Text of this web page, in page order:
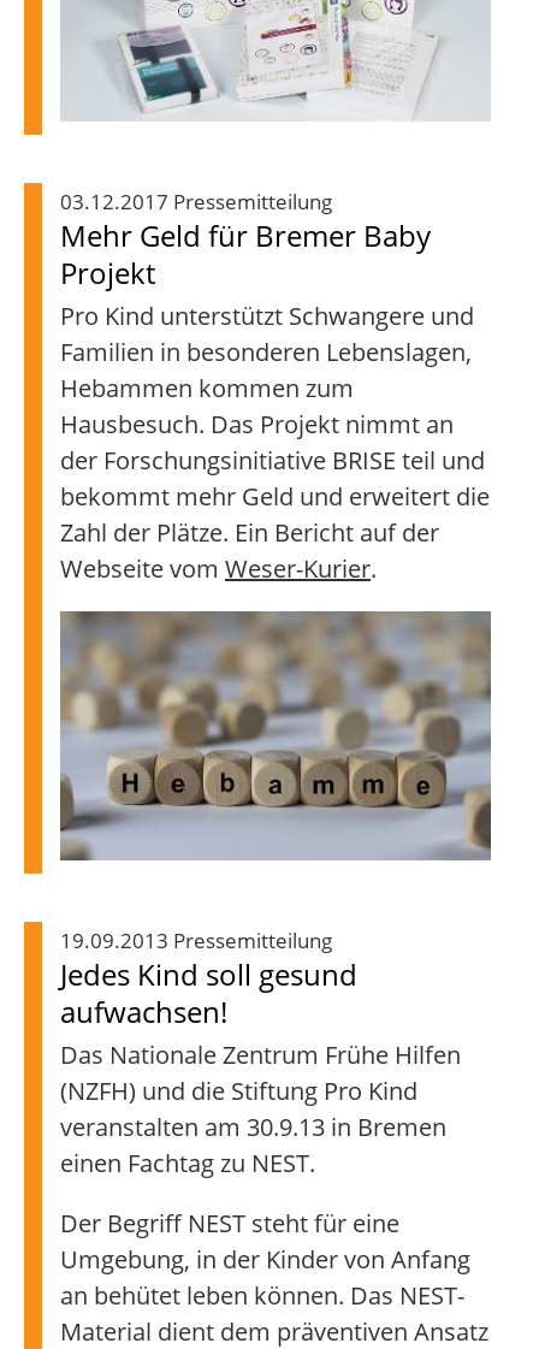
03.12.2017 Pressemitteilung
Mehr Geld für Bremer Baby
Projekt
Pro Kind unterstützt Schwangere und
Familien in besonderen Lebenslagen,
Hebammen kommen zum
Hausbesuch. Das Projekt nimmt an
der Forschungsinitiative BRISE teil und
bekommt mehr Geld und erweitert die
Zahl der Plätze. Ein Bericht auf der
Webseite vom Weser-Kurier.
19.09.2013 Pressemitteilung
Jedes Kind soll gesund
aufwachsen!
Das Nationale Zentrum Frühe Hilfen
(NZFH) und die Stiftung Pro Kind
veranstalten am 30.9.13 in Bremen
einen Fachtag zu NEST.
Der Begriff NEST steht für eine
Umgebung, in der Kinder von Anfang
an behütet leben können. Das NEST-
Material dient dem präventiven Ansatz